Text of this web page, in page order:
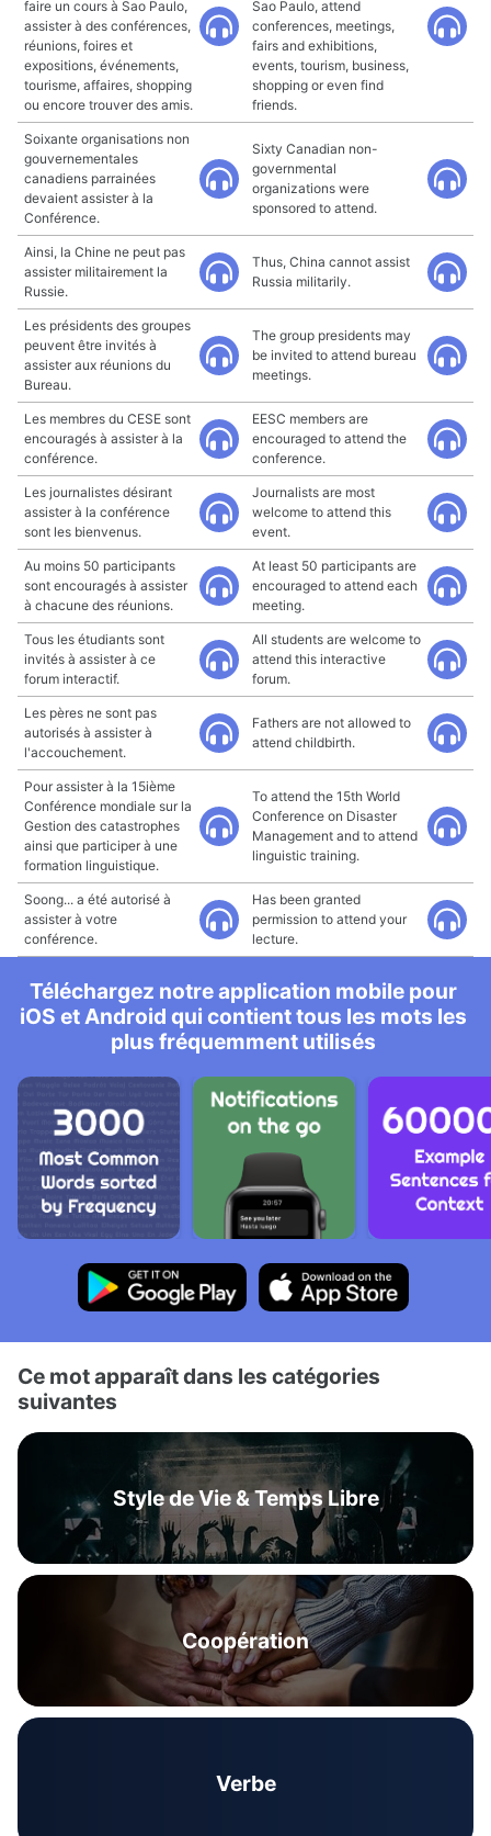
faire un cours à Sao Paulo,
assister à des conférences,
réunions, foires et
expositions, événements,
tourisme, affaires, shopping
ou encore trouver des amis.
Sao Paulo, attend
conferences, meetings,
fairs and exhibitions,
events, tourism, business,
shopping or even find
friends.
Soixante organisations non
gouvernementales
canadiens parrainées
devaient assister à la
Conférence.
Sixty Canadian non-
governmental
organizations were
sponsored to attend.
Ainsi, la Chine ne peut pas
assister militairement la
Russie.
Thus, China cannot assist
Russia militarily.
Les présidents des groupes
peuvent être invités à
assister aux réunions du
Bureau.
The group presidents may
be invited to attend bureau
meetings.
Les membres du CESE sont
encouragés à assister à la
conférence.
EESC members are
encouraged to attend the
conference.
Les journalistes désirant
assister à la conférence
sont les bienvenus.
Journalists are most
welcome to attend this
event.
Au moins 50 participants
sont encouragés à assister
à chacune des réunions.
At least 50 participants are
encouraged to attend each
meeting.
Tous les étudiants sont
invités à assister à ce
forum interactif.
All students are welcome to
attend this interactive
forum.
Les pères ne sont pas
autorisés à assister à
l'accouchement.
Fathers are not allowed to
attend childbirth.
Pour assister à la 15ième
Conférence mondiale sur la
Gestion des catastrophes
ainsi que participer à une
formation linguistique.
To attend the 15th World
Conference on Disaster
Management and to attend
linguistic training.
Soong... a été autorisé à
assister à votre
conférence.
Has been granted
permission to attend your
lecture.
Téléchargez notre application mobile pour
iOS et Android qui contient tous les mots les
plus fréquemment utilisés
Ce mot apparaît dans les catégories
suivantes
Style de Vie & Temps Libre
Coopération
Verbe